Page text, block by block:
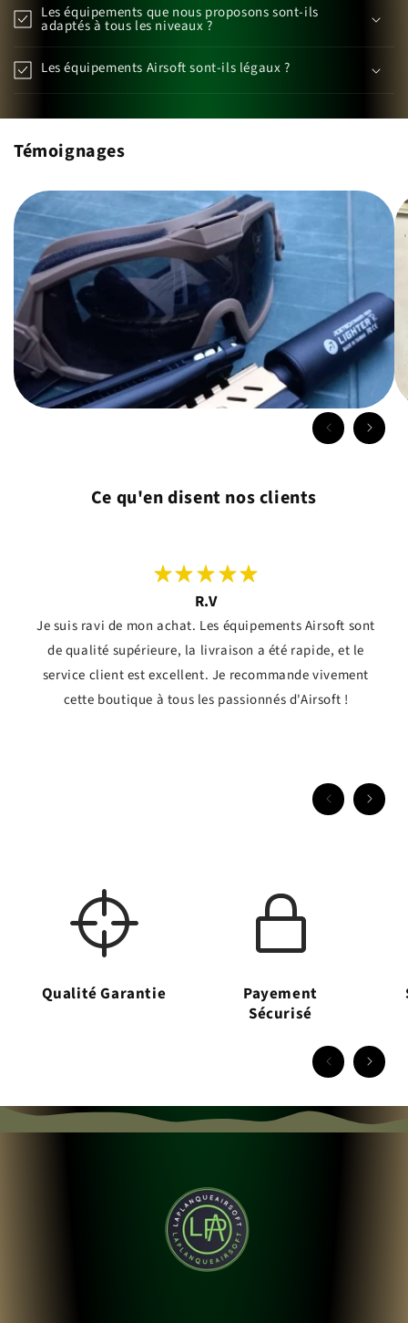
Les équipements que nous proposons sont-ils
adaptés à tous les niveaux ?
Les équipements Airsoft sont-ils légaux ?
Témoignages
Ce qu'en disent nos clients
R.V
Je suis ravi de mon achat. Les équipements Airsoft sont
de qualité supérieure, la livraison a été rapide, et le
service client est excellent. Je recommande vivement
cette boutique à tous les passionnés d'Airsoft !
Qualité Garantie
Payement
Sécurisé